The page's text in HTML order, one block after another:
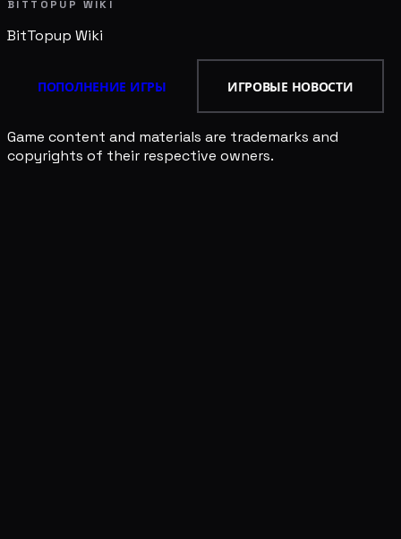
BITTOPUP WIKI
BitTopup Wiki
ПОПОЛНЕНИЕ ИГРЫ ИГРОВЫЕ НОВОСТИ
Game content and materials are trademarks and
copyrights of their respective owners.